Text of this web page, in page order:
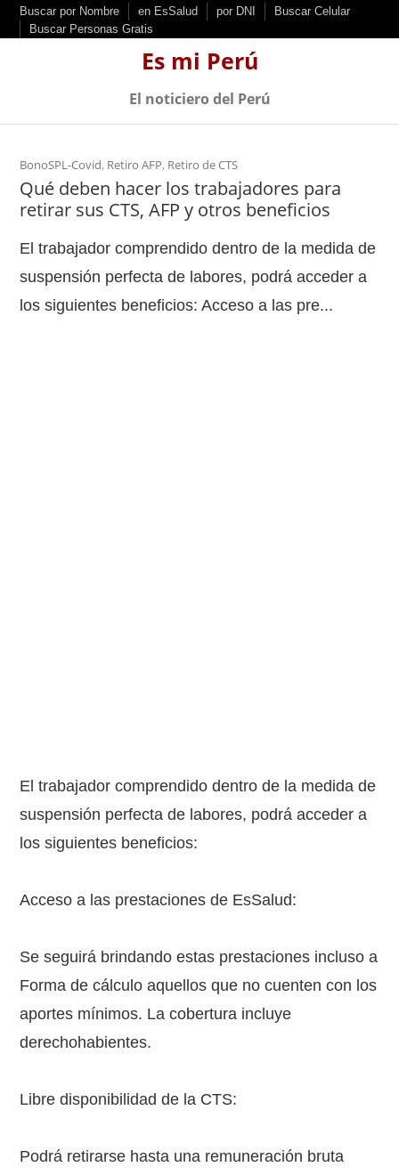
k
Buscar por Nombre en EsSalud por DNI
Buscar Celular
Buscar Personas Gratis
Es mi Perú
El noticiero del Perú
BonoSPL-Covid, Retiro AFP, Retiro de CTS
Qué deben hacer los trabajadores para
retirar sus CTS, AFP y otros beneficios
El trabajador comprendido dentro de la medida de
suspensión perfecta de labores, podrá acceder a
los siguientes beneficios: Acceso a las pre...
El trabajador comprendido dentro de la medida de
suspensión perfecta de labores, podrá acceder a
los siguientes beneficios:
Acceso a las prestaciones de EsSalud:
Se seguirá brindando estas prestaciones incluso a
Forma de cálculo aquellos que no cuenten con los
aportes mínimos. La cobertura incluye
derechohabientes.
Libre disponibilidad de la CTS:
Podrá retirarse hasta una remuneración bruta